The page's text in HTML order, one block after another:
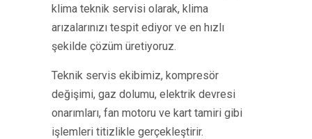
klima teknik servisi olarak, klima
arızalarınızı tespit ediyor ve en hızlı
şekilde çözüm üretiyoruz.
Teknik servis ekibimiz, kompresör
değişimi, gaz dolumu, elektrik devresi
onarımları, fan motoru ve kart tamiri gibi
işlemleri titizlikle gerçekleştirir.